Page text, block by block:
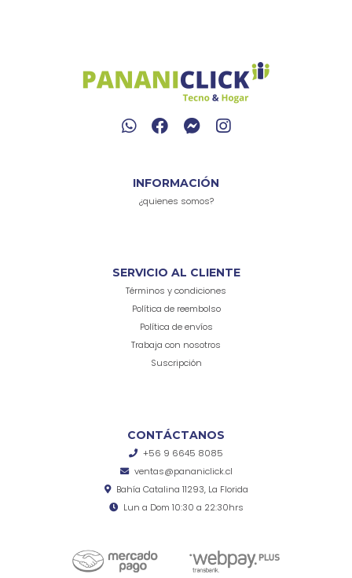
INFORMACIÓN
¿quienes somos?
SERVICIO AL CLIENTE
Términos y condiciones
Política de reembolso
Política de envíos
Trabaja con nosotros
Suscripción
CONTÁCTANOS
+56 9 6645 8085
ventas@pananiclick.cl
Bahía Catalina 11293, La Florida
Lun a Dom 10:30 a 22:30hrs